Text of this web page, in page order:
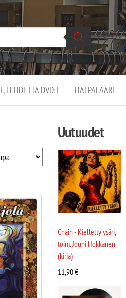
LEHDET JA DVD:T HALPALAARI
Uutuudet
Chain - Kielletty ysäri,
toim. Jouni Hokkanen
(kirja)
11,90€